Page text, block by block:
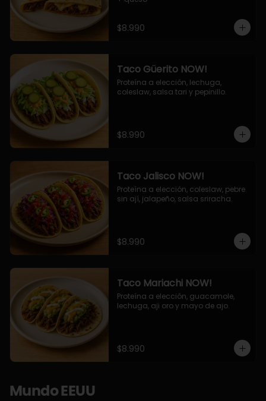
$8.990
Taco Güerito NOW!
Proteína a elección, lechuga,
coleslaw, salsa tari y pepinillo.
$8.990
Taco Jalisco NOW!
Proteína a elección, coleslaw, pebre
sin ají, jalapeño, salsa sriracha.
$8.990
Taco Mariachi NOW!
Proteína a elección, guacamole,
lechuga, aji oro y mayo de ajo.
$8.990
Mundo EEUU